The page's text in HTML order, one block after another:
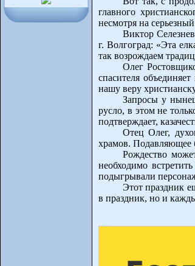
главного
несмотря на
Виктор
г. Волгоград: «Эта
так возрождаем
Олег
спасителя
нашу веру
Запросы у
русло, в этом не
подтверждает,
Отец Олег,
храмов. Подавляющее
Рождество
необходимо
подыгрывали
Этот праздник
в праздник, но и